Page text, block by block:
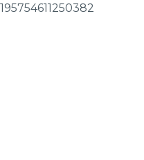
195754611250382